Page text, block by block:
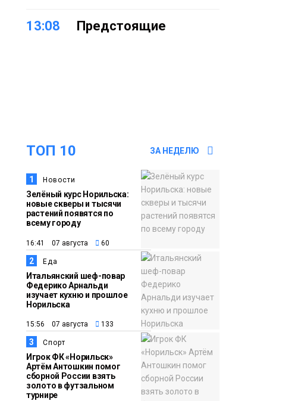
13:08
Предстоящие
Общество
из исправительного
адаптироваться к
жизни
Культура
22 земских работника
культуры отправятся
в малые города и сёла
региона
11:10
Здоровье
«ЗдравКонтроль» для
оперативной связи
пациентов с
медучреждениями
запустили в регионе
ТОП 10 ЗА НЕДЕЛЮ
1 Новости
Зелёный курс Норильска:
новые скверы и тысячи
растений появятся по
всему городу
16:41 07 августа 60
2 Еда
Итальянский шеф-повар
Федерико Арнальди
изучает кухню и прошлое
Норильска
15:56 07 августа 133
3 Спорт
Игрок ФК «Норильск»
Артём Антошкин помог
сборной России взять
золото в футзальном
турнире